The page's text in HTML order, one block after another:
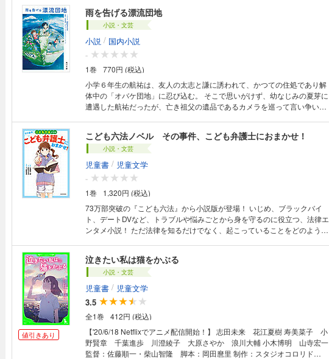
一緒にいた夏芽に、 “あのこと”を謝れていないのが気がかりで……。 俺た
ちは、この「漂流」から元の世界へ帰れるのか!? 【『泣きたい私は猫をか
ぶる』につづく、大注目映画のノベライズが登場！】【小学中級から
★★】
雨を告げる漂流団地
小説・文芸
小説 / 国内小説
-
1巻
770円 (税込)
小学６年生の航祐は、友人の太志と謙に誘われて、かつての住処であり解
体中の「オバケ団地」に忍び込む。 そこで思いがけず、幼なじみの夏芽に
遭遇した航祐だったが、亡き祖父の遺品であるカメラを巡って言い争い
少年・のっぽの正体とは――。 ひと夏の冒険と別れを描いた、長編アニメ
のノベライズ版！
こども六法ノベル その事件、こども弁護士におまかせ！
小説・文芸
児童書 / 児童文学
-
1巻
1,320円 (税込)
73万部突破の『こども六法』から小説版が登場！ いじめ、ブラックバイ
ト、デートDVなど、トラブルや悩みごとから身を守るのに役立つ、法律エ
ンタメ小説！ ただ法律を知るだけでなく、起こっていることをどのように
の主人公・久家祐樹（くげ ゆうき）は、高校２年生の姉・智紘（ちひろ）
が「こども弁護士」として所属する「くげ法律事務所」のお手伝いをして
いる。事務所には子どもから大人まで、悩みを抱えたたくさんの相談者が
訪れる。ある日、祐樹のクラスメイトが万引きをして警察に捕まったとの
噂が――。法律の知識や思考力を駆使し、こども弁護士が事件解決に向け
て奮闘する。 ＜目次＞ FILE 1 石蹴り姫の沈黙 キーワード／万引き、い
じめ、学校、日本国憲法 FILE 2 ブラックバーガー キーワード／ブラッ
クバイト、裁判、民法、契約 FILE 3 友達の守り方 キーワード／傷害、
否認事件、証言、刑法
値引きあり
泣きたい私は猫をかぶる
小説・文芸
児童書 / 児童文学
3.5
全1巻
412円 (税込)
【'20/6/18 Netflixでアニメ配信開始！】 志田未来 花江夏樹 寿美菜子 小
野賢章 千葉進歩 川澄綾子 大原さやか 浪川大輔 小木博明 山寺宏一
監督：佐藤順一・柴山智隆 脚本：岡田麿里 制作：スタジオコロリド